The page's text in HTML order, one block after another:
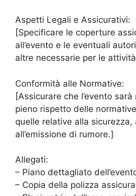
Aspetti Legali e Assicurativi:
[Specificare le coperture
all’evento e le eventuali
altre necessarie per le
Conformità alle Normative:
[Assicurare che l’evento
pieno rispetto delle
quelle relative alla sicurezza,
all’emissione di rumore.]
Allegati:
– Piano dettagliato
– Copia della polizza